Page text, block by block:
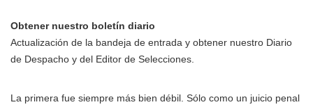
Obtener nuestro boletín diario
Actualización de la bandeja de entrada y obtener nuestro Diario
de Despacho y del Editor de Selecciones.
La primera fue siempre más bien débil. Sólo como un juicio penal